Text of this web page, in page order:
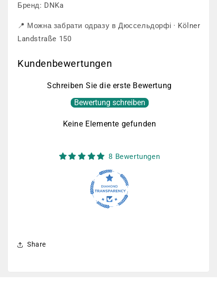
Бренд: DNKa
📍 Можна забрати одразу в Дюссельдорфі · Kölner
Landstraße 150
Kundenbewertungen
Schreiben Sie die erste Bewertung
Bewertung schreiben
Keine Elemente gefunden
8 Bewertungen
Share